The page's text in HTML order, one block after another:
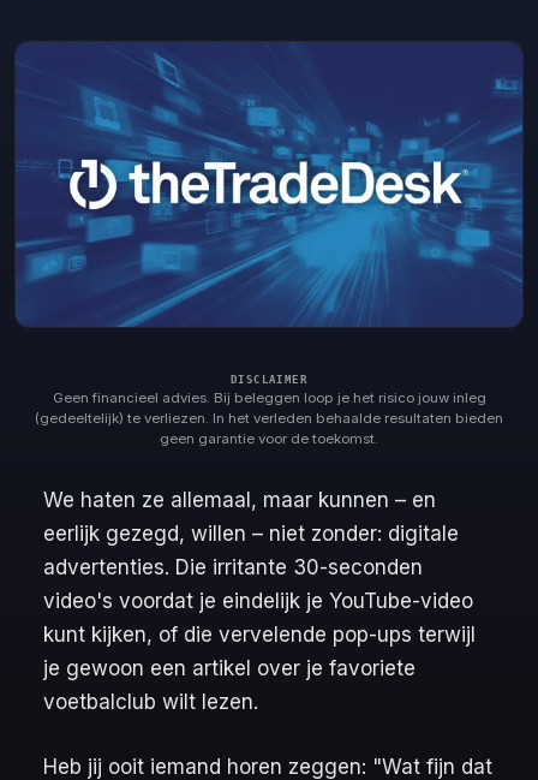
Geen financieel advies. Bij beleggen loop je het risico jouw inleg
(gedeeltelijk) te verliezen. In het verleden behaalde resultaten bieden
geen garantie voor de toekomst.
We haten ze allemaal, maar kunnen – en
eerlijk gezegd, willen – niet zonder: digitale
advertenties. Die irritante 30-seconden
video's voordat je eindelijk je YouTube-video
kunt kijken, of die vervelende pop-ups terwijl
je gewoon een artikel over je favoriete
voetbalclub wilt lezen.
Heb jij ooit iemand horen zeggen: "Wat fijn dat